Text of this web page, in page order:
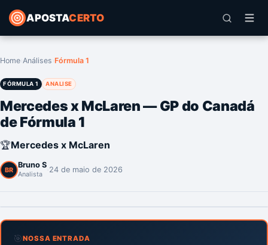
APOSTACERTO
Home Análises Fórmula 1
FÓRMULA 1 ANALISE
Mercedes x McLaren — GP do Canadá
de Fórmula 1
🏆Mercedes x McLaren
BR
Bruno S
Analista 24 de maio de 2026
🎯NOSSA ENTRADA